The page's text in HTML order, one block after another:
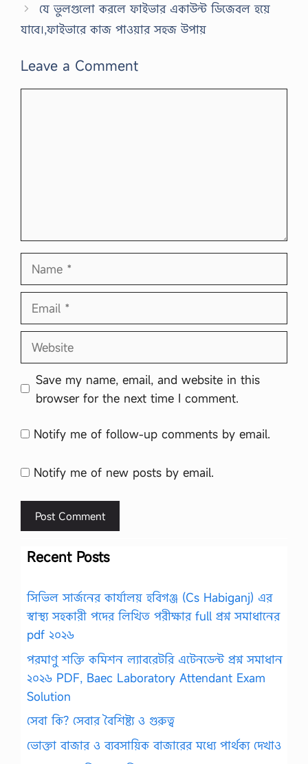
যে ভুলগুলো করলে ফাইভার একাউন্ট ডিজেবল হয়ে
যাবে।,ফাইভারে কাজ পাওয়ার সহজ উপায়
Leave a Comment
Name
Email
Website
Save my name, email, and website in this
browser for the next time I comment.
Notify me of follow-up comments by email.
Notify me of new posts by email.
Recent Posts
সিভিল সার্জনের কার্যালয় হবিগঞ্জ (Cs Habiganj) এর
স্বাস্থ্য সহকারী পদের লিখিত পরীক্ষার full প্রশ্ন সমাধানের
pdf ২০২৬
পরমাণু শক্তি কমিশন ল্যাবরেটরি এটেনডেন্ট প্রশ্ন সমাধান
২০২৬ PDF, Baec Laboratory Attendant Exam
Solution
সেবা কি? সেবার বৈশিষ্ট্য ও গুরুত্ব
ভোক্তা বাজার ও ব্যবসায়িক বাজারের মধ্যে পার্থক্য দেখাও